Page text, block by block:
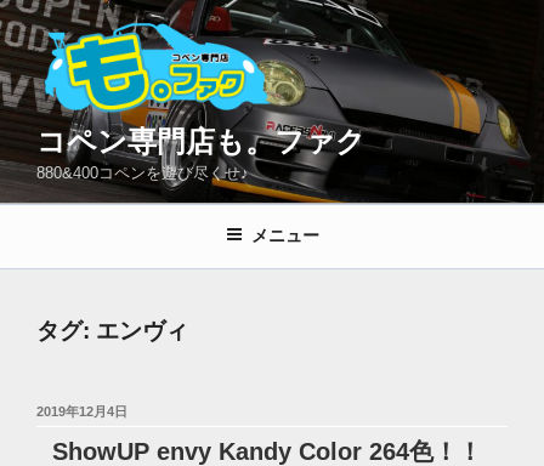
コ
ン
テ
ン
へ
ス
プ
コペン専門店も。ファク
880&400コペンを遊び尽くせ♪
メニュー
タグ: エンヴィ
投
日:
2019年12月4日
ShowUP envy Kandy Color 264色！！